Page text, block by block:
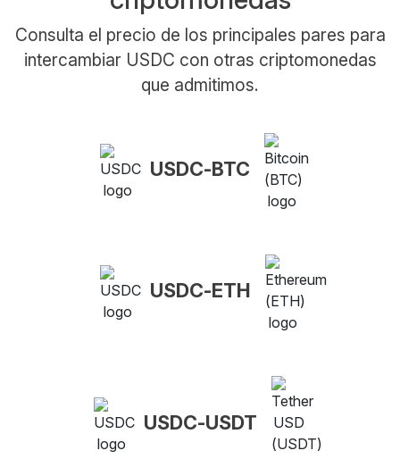
Consulta el precio de los principales pares para
intercambiar USDC con otras criptomonedas
que admitimos.
USDC-BTC
USDC-ETH
USDC-USDT